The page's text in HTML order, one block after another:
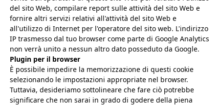
del sito Web, compilare report sulle attività del sito Web e
fornire altri servizi relativi all'attività del sito Web e
all'utilizzo di Internet per l'operatore del sito web. L'indirizzo
IP trasmesso dal tuo browser come parte di Google Analytics
non verrà unito a nessun altro dato posseduto da Google.
Plugin per il browser
È possibile impedire la memorizzazione di questi cookie
selezionando le impostazioni appropriate nel browser.
Tuttavia, desideriamo sottolineare che fare ciò potrebbe
significare che non sarai in grado di godere della piena